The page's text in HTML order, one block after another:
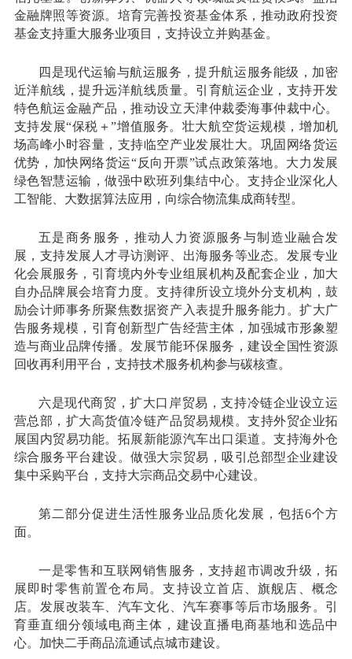
金融牌照等资源。培育完善投资基金体系，推动政府投资
基金支持重大服务业项目，支持设立并购基金。
四是现代运输与航运服务，提升航运服务能级，加密
近洋航线，提升远洋航线质量。引育航运企业，支持开发
特色航运金融产品，推动设立天津仲裁委海事仲裁中心。
支持发展“保税＋”增值服务。壮大航空货运规模，增加机
场高峰小时容量，支持临空产业发展壮大。巩固网络货运
优势，加快网络货运“反向开票”试点政策落地。大力发展
绿色智慧运输，做强中欧班列集结中心。支持企业深化人
工智能、大数据算法应用，向综合物流集成商转型。
五是商务服务，推动人力资源服务与制造业融合发
展，支持发展人才寻访测评、出海服务等业态。发展专业
化会展服务，引育境内外专业组展机构及配套企业，加大
自办品牌展会培育力度。支持律所设立境外分支机构，鼓
励会计师事务所聚焦数据资产入表提升服务能力。扩大广
告服务规模，引育创新型广告经营主体，加强城市形象塑
造与商业品牌传播。发展节能环保服务，建设全国性资源
回收再利用平台，支持技术服务机构参与碳核查。
六是现代商贸，扩大口岸贸易，支持冷链企业设立运
营总部，扩大高货值冷链产品贸易规模。支持外贸企业拓
展国内贸易功能。拓展新能源汽车出口渠道。支持海外仓
综合服务平台建设。做强大宗贸易，吸引总部型企业建设
集中采购平台，支持大宗商品交易中心建设。
第二部分促进生活性服务业品质化发展，包括6个方
面。
一是零售和互联网销售服务，支持超市调改升级，拓
展即时零售前置仓布局。支持设立首店、旗舰店、概念
店。发展改装车、汽车文化、汽车赛事等后市场服务。引
育垂直细分领域电商主体，建设直播电商基地和选品中
心。加快二手商品流通试点城市建设。